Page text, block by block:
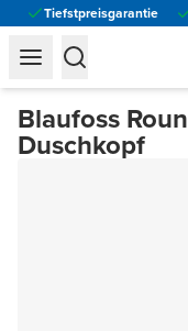
Tiefstpreisgarantie
Blaufoss
Duschkopf